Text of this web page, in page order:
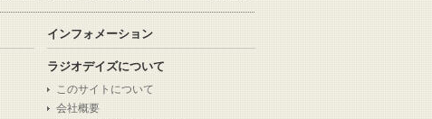
インフォメーション
ラジオデイズについて
このサイトについて
会社概要